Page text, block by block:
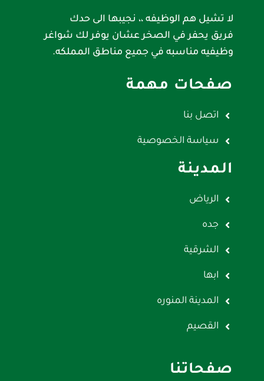
لا تشيل هم الوظيفه ،، نجيبها الى حدك
فريق يحفر في الصخر عشان يوفر لك شواغر
وظيفيه مناسبه في جميع مناطق المملكه.
صفحات مهمة
اتصل بنا
سياسة الخصوصية
المدينة
الرياض
جده
الشرقية
ابها
المدينة المنوره
القصيم
صفحاتنا